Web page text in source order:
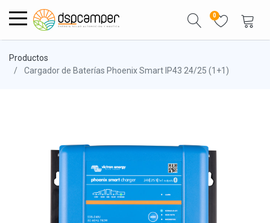
0
Productos
Cargador de Baterías Phoenix Smart IP43 24/25 (1+1)